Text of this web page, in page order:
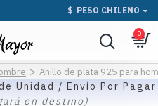
$ PESO CHILENO
0
Anillo de plata 925 para
Unidad / Envío Por Pagar
en destino)